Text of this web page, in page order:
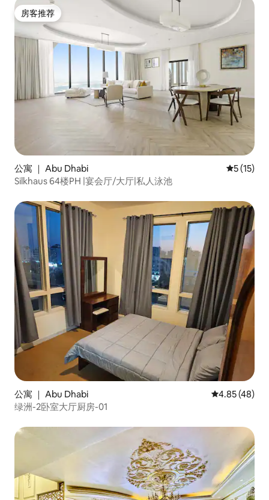
房客推荐
房客推荐
公寓 ｜ Abu Dhabi 平均评分
5 (15)
Silkhaus 64楼PH |宴会厅/大厅|私人泳池
公寓 ｜ Abu Dhabi 平均评分
4.85 (48)
绿洲-2卧室大厅厨房-01